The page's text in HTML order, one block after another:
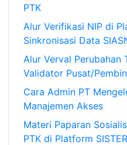
PTK
Alur Verifikasi NIP di
Sinkronisasi Data
Alur Verval Perubahan
Validator Pusat/
Cara Admin PT
Manajemen Akses
Materi Paparan
PTK di Platform SISTER